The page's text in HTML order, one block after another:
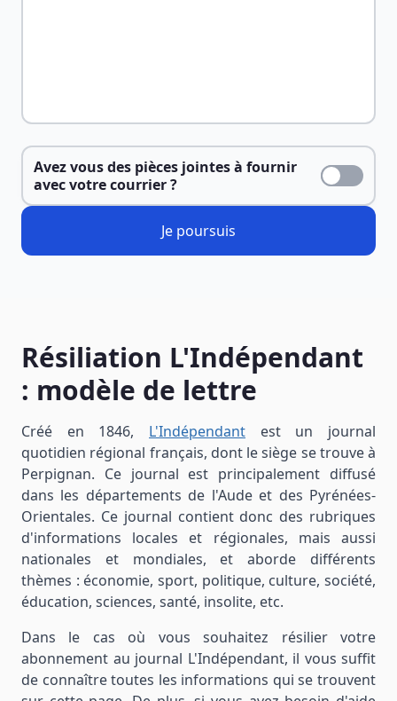
Avez vous des pièces jointes à fournir
avec votre courrier ?
Je poursuis
Résiliation L'Indépendant
: modèle de lettre
Créé en 1846, L'Indépendant est un journal
quotidien régional français, dont le siège se trouve à
Perpignan. Ce journal est principalement diffusé
dans les départements de l'Aude et des Pyrénées-
Orientales. Ce journal contient donc des rubriques
d'informations locales et régionales, mais aussi
nationales et mondiales, et aborde différents
thèmes : économie, sport, politique, culture, société,
éducation, sciences, santé, insolite, etc.
Dans le cas où vous souhaitez résilier votre
abonnement au journal L'Indépendant, il vous suffit
de connaître toutes les informations qui se trouvent